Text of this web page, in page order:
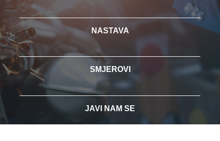
NASTAVA
SMJEROVI
JAVI NAM SE